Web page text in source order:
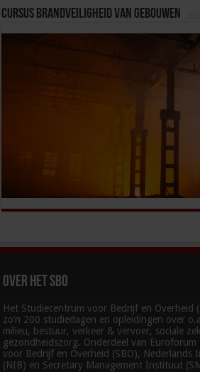
Cursus Brandveiligheid van Gebouwen
Over het SBO
Het Studiecentrum voor Bedrijf en Overheid
zo’n 200 studiedagen en opleidingen over
milieu, bestuur, verkeer & vervoer, sociale
gezondheidszorg. Onderdeel van Euroforum
voor Bedrijf en Overheid (SBO),
(NIB) en Secretary Management Instituut